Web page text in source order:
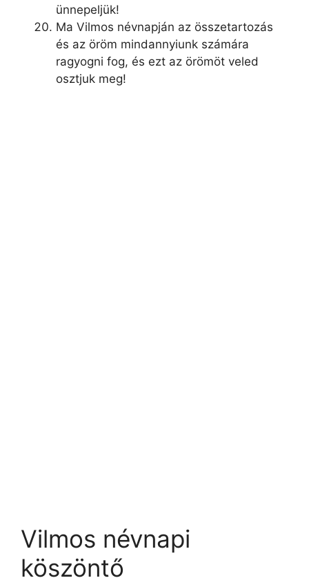
ünnepeljük!
Ma Vilmos névnapján az összetartozás
és az öröm mindannyiunk számára
ragyogni fog, és ezt az örömöt veled
osztjuk meg!
Vilmos névnapi
köszöntő